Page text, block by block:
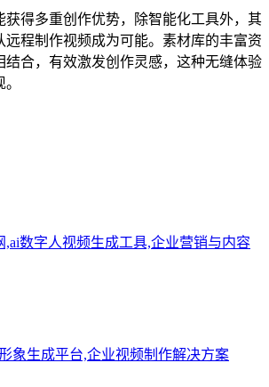
获得多重创作优势，除智能化工具外，其
远程制作视频成为可能。素材库的丰富资
结合，有效激发创作灵感，这种无缝体验
,ai数字人视频生成工具,企业营销与内容
象生成平台,企业视频制作解决方案